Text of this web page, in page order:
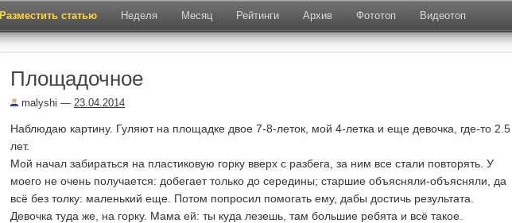
Разместить статью Неделя Месяц Рейтинги Архив Фототоп Видеотоп
Площадочное
malyshi — 23.04.2014
Наблюдаю картину. Гуляют на площадке двое 7-8-леток, мой 4-летка и еще девочка, где-то 2.5
лет.
Мой начал забираться на пластиковую горку вверх с разбега, за ним все стали повторять. У
моего не очень получается: добегает только до середины; старшие объясняли-объясняли, да
всё без толку: маленький еще. Потом попросил помогать ему, дабы достичь результата.
Девочка туда же, на горку. Мама ей: ты куда лезешь, там большие ребята и всё такое.